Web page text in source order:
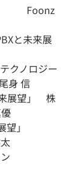
　　Foonz
と未来展
クノロジー
身 信
展望」　株
展望」